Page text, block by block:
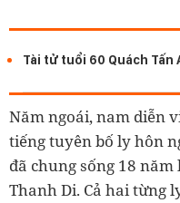
Tài tử tuổi 60 Quách Tấn
Năm ngoái, nam diễn
tiếng tuyên bố ly hôn
đã chung sống 18 năm
Thanh Di. Cả hai từng